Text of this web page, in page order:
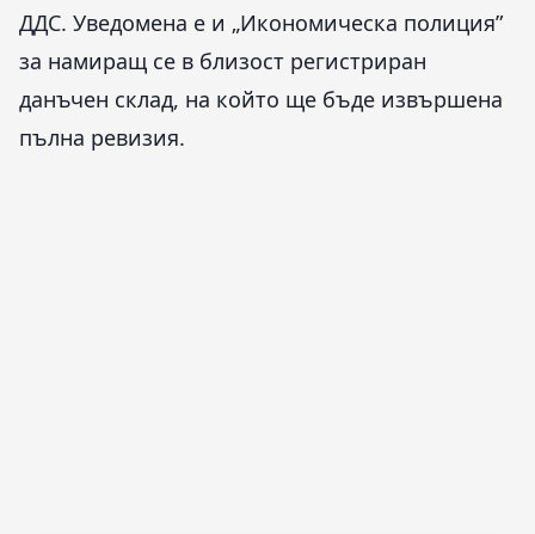
ДДС. Уведомена е и „Икономическа полиция”
за намиращ се в близост регистриран
данъчен склад, на който ще бъде извършена
пълна ревизия.